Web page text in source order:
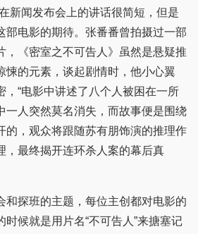
新闻发布会上的讲话很简短，但是
部电影的期待。张番番曾拍摄过一部
，《密室之不可告人》虽然是悬疑推
悚的元素，谈起剧情时，他小心翼
，“电影中讲述了八个人被困在一所
一人突然莫名消失，而故事便是围绕
的，观众将跟随苏有朋饰演的推理作
，最终揭开连环杀人案的幕后真
探班的主题，每位主创都对电影的
时候就是用片名“不可告人”来搪塞记